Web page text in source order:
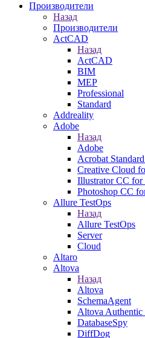
Производители
Назад
Производители
ActCAD
Назад
ActCAD
BIM
MEP
Professional
Standard
Addreality
Adobe
Назад
Adobe
Acrobat
Creative Cloud
Illustrator CC for
Photoshop CC
Allure TestOps
Назад
Allure TestOps
Server
Cloud
Altaro
Altova
Назад
Altova
SchemaAgent
Altova Authentic
DatabaseSpy
DiffDog